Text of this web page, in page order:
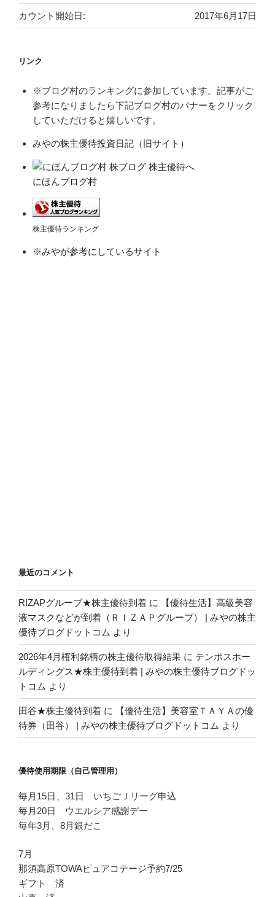
2017年6月17日
カウント開始日:
リンク
※ブログ村のランキングに参加しています。記事がご
参考になりましたら下記ブログ村のバナーをクリック
していただけると嬉しいです。
みやの株主優待投資日記（旧サイト）
にほんブログ村
株主優待ランキング
※みやが参考にしているサイト
最近のコメント
RIZAPグループ★株主優待到着 に
【優待生活】高級美容
液マスクなどが到着（ＲＩＺＡＰグループ） | みやの株主
優待ブログドットコム より
2026年4月権利銘柄の株主優待取得結果 に テンポスホー
ルディングス★株主優待到着 | みやの株主優待ブログドッ
トコム より
田谷★株主優待到着 に
【優待生活】美容室ＴＡＹＡの優
待券（田谷） | みやの株主優待ブログドットコム より
優待使用期限（自己管理用）
毎月15日、31日 いちごＪリーグ申込
毎月20日 ウエルシア感謝デー
毎年3月、8月銀だこ
7月
那須高原TOWAピュアコテージ予約7/25
ギフト 済